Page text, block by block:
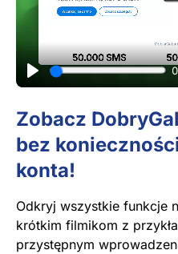
Zobacz
bez
konta!
Odkryj wszystkie funkcje
krótkim filmikom z
przystępnym